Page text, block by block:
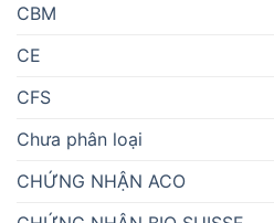
CBM
CE
CFS
Chưa phân loại
CHỨNG NHẬN ACO